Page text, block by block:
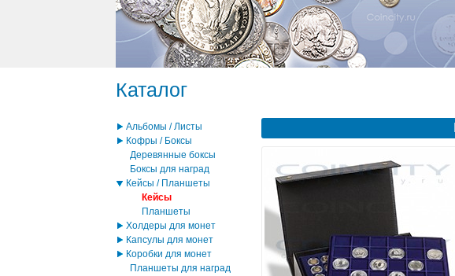
Каталог
Альбомы / Листы
Кофры / Боксы
Деревянные боксы
Боксы для наград
Кейсы / Планшеты
Кейсы
Планшеты
Холдеры для монет
Капсулы для монет
Коробки для монет
Планшеты для наград